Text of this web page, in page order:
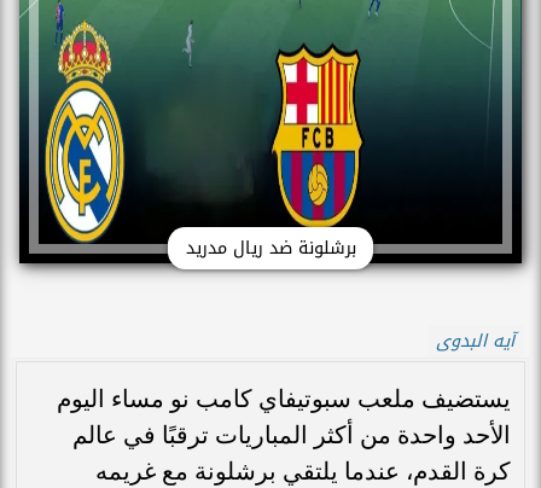
برشلونة ضد ريال مدريد
آيه البدوى
يستضيف ملعب سبوتيفاي كامب نو مساء اليوم
الأحد واحدة من أكثر المباريات ترقبًا في عالم
كرة القدم، عندما يلتقي برشلونة مع غريمه